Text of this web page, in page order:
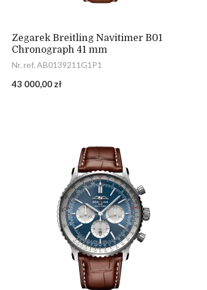
Zegarek Breitling Navitimer B01
Chronograph 41 mm
Nr. ref. AB0139211G1P1
43 000,00 zł